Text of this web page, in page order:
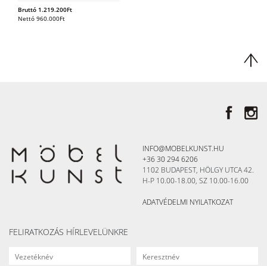
Bruttó 1.219.200Ft
Nettó 960.000Ft
INFO@MOBELKUNST.HU
+36 30 294 6206
1102 BUDAPEST, HÖLGY UTCA 42.
H-P 10.00-18.00, SZ 10.00-16.00
ADATVÉDELMI NYILATKOZAT
FELIRATKOZÁS HÍRLEVELÜNKRE